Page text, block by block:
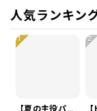
人気ランキン
1 2